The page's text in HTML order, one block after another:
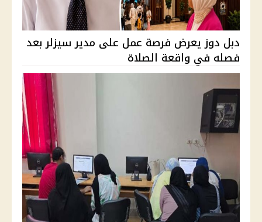
دبل دوز يعرض فرصة عمل على مدير سيزلر بعد
فصله في واقعة الصلاة